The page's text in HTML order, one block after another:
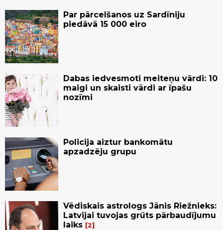
Par pārcelšanos uz Sardīniju
piedāvā 15 000 eiro
Dabas iedvesmoti meiteņu vārdi: 10
maigi un skaisti vārdi ar īpašu
nozīmi
Policija aiztur bankomātu
apzadzēju grupu
Vēdiskais astrologs Jānis Riežnieks:
Latvijai tuvojas grūts pārbaudījumu
laiks
2